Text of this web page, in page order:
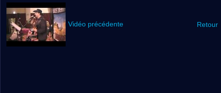
Vidéo précédente Retour